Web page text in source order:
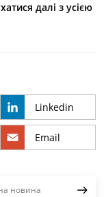
далі з усією
Linkedin
Email
новина